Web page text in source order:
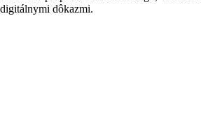
digitálnymi dôkazmi.